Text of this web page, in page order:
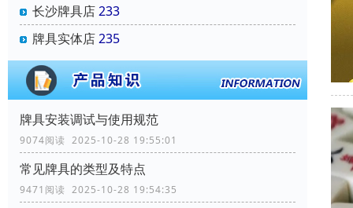
长沙牌具店233
牌具实体店235
牌具安装调试与使用规范
9074阅读 2025-10-28 19:55:01
常见牌具的类型及特点
9471阅读 2025-10-28 19:54:35